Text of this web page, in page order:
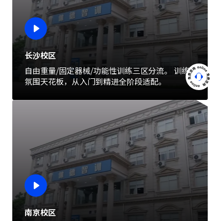
长沙校区
自由重量/固定器械/功能性训练三区分流。 训练
氛围天花板，从入门到精进全阶段适配。
南京校区